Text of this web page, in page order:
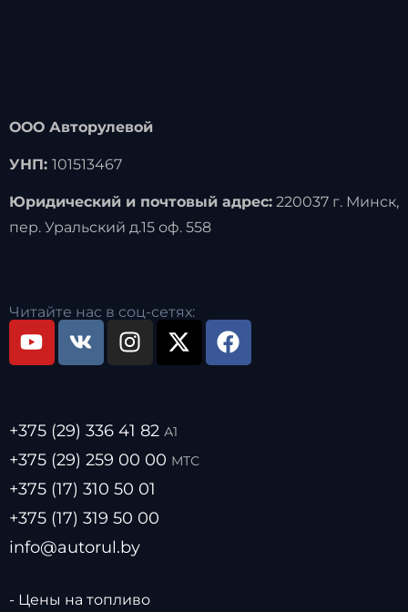
ООО Авторулевой
УНП: 101513467
Юридический и почтовый адрес:220037 г. Минск,
пер. Уральский д.15 оф. 558
Читайте нас в соц-сетях:
+375 (29) 336 41 82 А1
+375 (29) 259 00 00 МТС
+375 (17) 310 50 01
+375 (17) 319 50 00
info@autorul.by
- Цены на топливо